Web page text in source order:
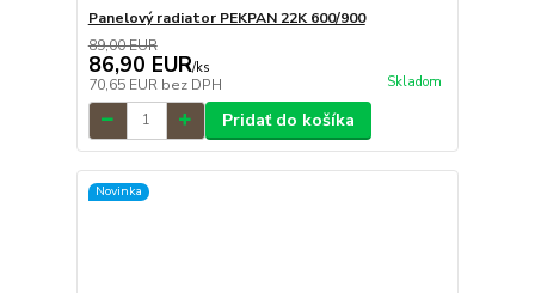
Panelový radiator PEKPAN 22K 600/900
89,00 EUR
86,90 EUR/ks
70,65 EUR bez DPH Skladom
Pridať do košíka
Novinka